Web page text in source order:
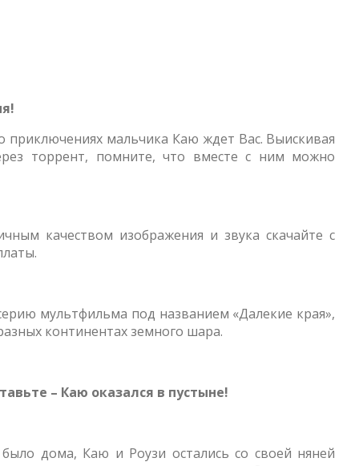
приключениях мальчика Каю ждет Вас. Выискивая
торрент, помните, что вместе с ним можно
качеством изображения и звука скачайте с
мультфильма под названием «Далекие края»,
континентах земного шара.
– Каю оказался в пустыне!
дома, Каю и Роузи остались со своей няней